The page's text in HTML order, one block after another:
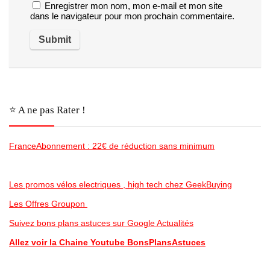
Enregistrer mon nom, mon e-mail et mon site
dans le navigateur pour mon prochain commentaire.
⭐️ A ne pas Rater !
FranceAbonnement : 22€ de réduction sans minimum
Les promos vélos electriques , high tech chez GeekBuying
Les Offres Groupon
Suivez bons plans astuces sur Google Actualités
Allez voir la Chaine Youtube BonsPlansAstuces